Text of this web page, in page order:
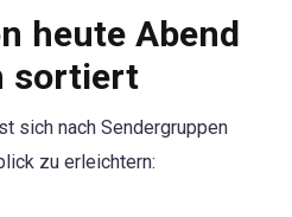
heute Abend
sortiert
sich nach Sendergruppen
zu erleichtern: